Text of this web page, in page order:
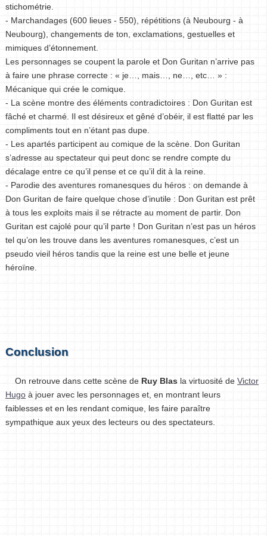
stichométrie.
- Marchandages (600 lieues - 550), répétitions (à Neubourg - à
Neubourg), changements de ton, exclamations, gestuelles et
mimiques d’étonnement.
Les personnages se coupent la parole et Don Guritan n’arrive pas
à faire une phrase correcte : « je…, mais…, ne…, etc… » :
Mécanique qui crée le comique.
- La scène montre des éléments contradictoires : Don Guritan est
fâché et charmé. Il est désireux et gêné d’obéir, il est flatté par les
compliments tout en n’étant pas dupe.
- Les apartés participent au comique de la scène. Don Guritan
s’adresse au spectateur qui peut donc se rendre compte du
décalage entre ce qu’il pense et ce qu’il dit à la reine.
- Parodie des aventures romanesques du héros : on demande à
Don Guritan de faire quelque chose d’inutile : Don Guritan est prêt
à tous les exploits mais il se rétracte au moment de partir. Don
Guritan est cajolé pour qu’il parte ! Don Guritan n’est pas un héros
tel qu’on les trouve dans les aventures romanesques, c’est un
pseudo vieil héros tandis que la reine est une belle et jeune
héroïne.
Conclusion
On retrouve dans cette scène de Ruy Blas la virtuosité de Victor
Hugo à jouer avec les personnages et, en montrant leurs
faiblesses et en les rendant comique, les faire paraître
sympathique aux yeux des lecteurs ou des spectateurs.